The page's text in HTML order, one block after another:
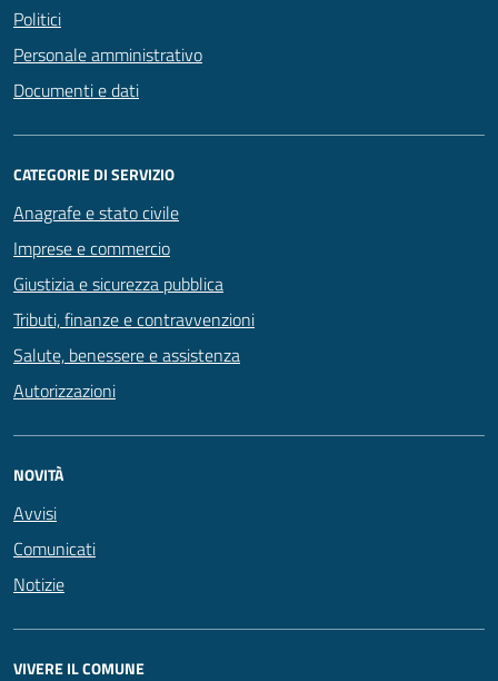
Politici
Personale amministrativo
Documenti e dati
CATEGORIE DI SERVIZIO
Anagrafe e stato civile
Imprese e commercio
Giustizia e sicurezza pubblica
Tributi, finanze e contravvenzioni
Salute, benessere e assistenza
Autorizzazioni
NOVITÀ
Avvisi
Comunicati
Notizie
VIVERE IL COMUNE